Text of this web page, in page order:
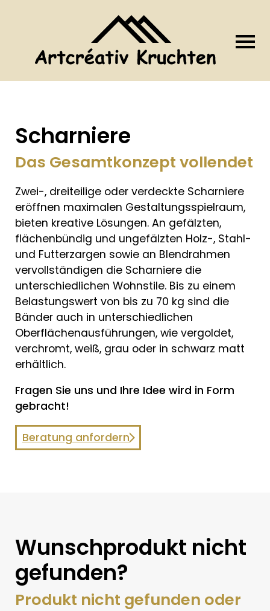
Scharniere
Das Gesamtkonzept vollendet
Zwei-, dreiteilige oder verdeckte Scharniere
eröffnen maximalen Gestaltungsspielraum,
bieten kreative Lösungen. An gefälzten,
flächenbündig und ungefälzten Holz-, Stahl-
und Futterzargen sowie an Blendrahmen
vervollständigen die Scharniere die
unterschiedlichen Wohnstile. Bis zu einem
Belastungswert von bis zu 70 kg sind die
Bänder auch in unterschiedlichen
Oberflächenausführungen, wie vergoldet,
verchromt, weiß, grau oder in schwarz matt
erhältlich.
Fragen Sie uns und Ihre Idee wird in Form
gebracht!
Beratung anfordern
Wunschprodukt nicht
gefunden?
Produkt nicht gefunden oder